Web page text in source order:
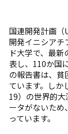
国連開発計画（
開発イニシアチ
ド大学で、最
表し、110か国
の報告書は、
ています。しか
19）の世界的
ータがないた
っています。